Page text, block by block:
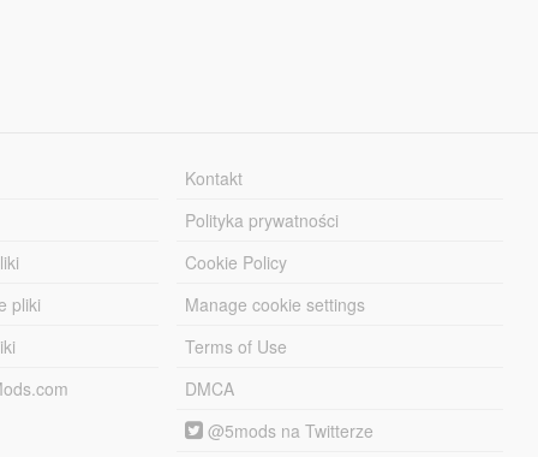
pliki
Kontakt
Polityka prywatności
Cookie Policy
Manage cookie settings
Terms of Use
DMCA
@5mods na Twitterze